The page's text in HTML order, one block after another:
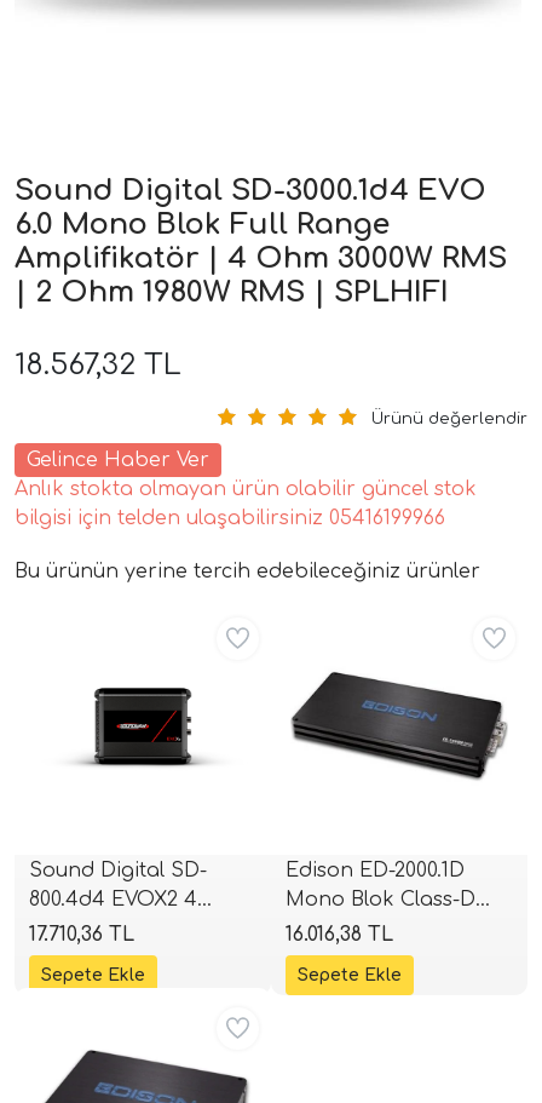
Modelleri
Setleri)
Arac Baslari)
Performans)
Sound Digital SD-3000.1d4 EVO
6.0 Mono Blok Full Range
Amplifikatör | 4 Ohm 3000W RMS
| 2 Ohm 1980W RMS | SPLHIFI
18.567,32 TL
Ürünü değerlendir
Gelince Haber Ver
Anlık stokta olmayan ürün olabilir güncel stok
bilgisi için telden ulaşabilirsiniz 05416199966
Bu ürünün yerine tercih edebileceğiniz ürünler
Sound Digital SD-
800.4d4 EVOX2 4
Kanallı Full Range
Amplifikatör | 2 Ohm
4x200W RMS | 4 Ohm
4x132W RMS | SPLHIFI
17.710,36 TL
Edison ED-2000.1D
Mono Blok Class-D
Amplifikatör | 2000W
RMS | SPLHIFI
16.016,38 TL